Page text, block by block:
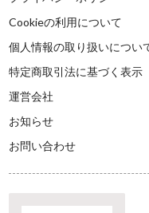
Cookieの利用について
個人情報の取り扱いについ
特定商取引法に基づく表示
運営会社
お知らせ
お問い合わせ